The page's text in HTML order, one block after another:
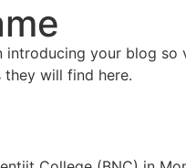
introducing your blog so
will find here.